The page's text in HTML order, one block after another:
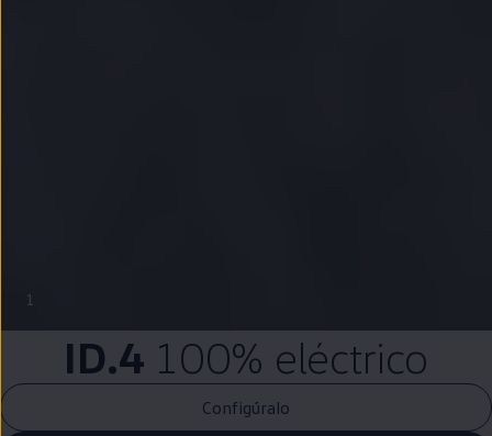
1
ID.4 100% eléctrico
Configúralo